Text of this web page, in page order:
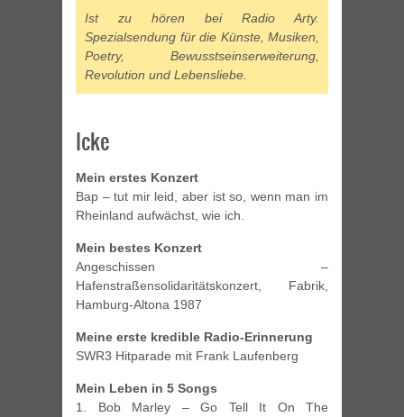
Ist zu hören bei Radio Arty.
Spezialsendung für die Künste, Musiken,
Poetry, Bewusstseinserweiterung,
Revolution und Lebensliebe.
Icke
Mein erstes Konzert
Bap – tut mir leid, aber ist so, wenn man im
Rheinland aufwächst, wie ich.
Mein bestes Konzert
Angeschissen –
Hafenstraßensolidaritätskonzert, Fabrik,
Hamburg-Altona 1987
Meine erste kredible Radio-Erinnerung
SWR3 Hitparade mit Frank Laufenberg
Mein Leben in 5 Songs
1. Bob Marley – Go Tell It On The